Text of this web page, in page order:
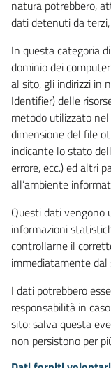
natura potrebbero,
dati detenuti da
In questa categoria
dominio dei
al sito, gli indirizzi in
Identifier) delle
metodo utilizzato
dimensione del file
indicante lo stato
errore, ecc.) ed altri
all’ambiente
Questi dati vengono
informazioni
controllarne il
immediatamente dal
I dati potrebbero
responsabilità in
sito: salva questa
non persistono per